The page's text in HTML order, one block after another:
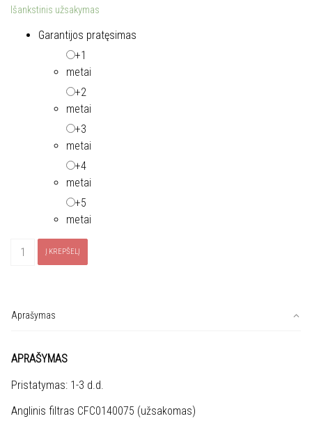
Išankstinis užsakymas
Garantijos pratęsimas
+1
metai
+2
metai
+3
metai
+4
metai
+5
metai
produkto
ELITE
Į KREPŠELĮ
Aprašymas
APRAŠYMAS
Pristatymas: 1-3 d.d.
Anglinis filtras CFC0140075 (užsakomas)